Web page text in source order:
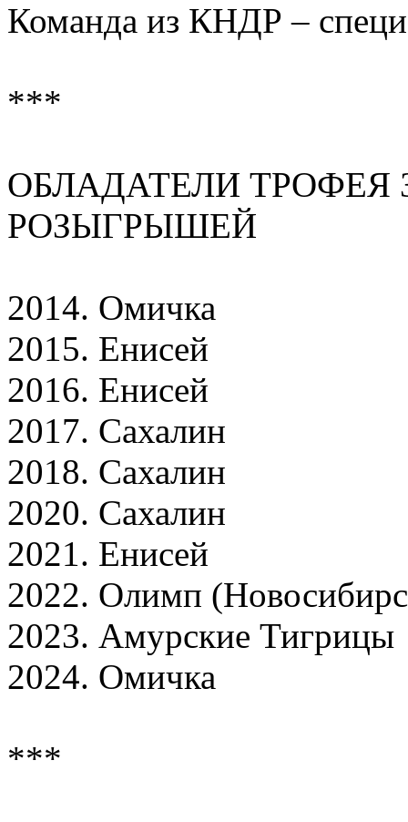
Команда из КНДР –
***
ОБЛАДАТЕЛИ ТРОФЕЯ
РОЗЫГРЫШЕЙ
2014. Омичка
2015. Енисей
2016. Енисей
2017. Сахалин
2018. Сахалин
2020. Сахалин
2021. Енисей
2022. Олимп
2023. Амурские Тигрицы
2024. Омичка
***